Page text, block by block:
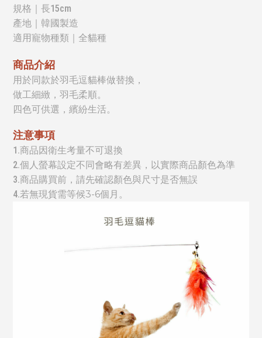
規格｜長15cm
產地｜韓國製造
適用寵物種類｜全貓種
商品介紹
用於同款於羽毛逗貓棒做替換，
做工細緻，羽毛柔順。
四色可供選，繽紛生活。
注意事項
1.商品因衛生考量不可退換
2.個人螢幕設定不同會略有差異，以實際商品顏色為準
3.商品購買前，請先確認顏色與尺寸是否無誤
4.若無現貨需等候3-6個月 。